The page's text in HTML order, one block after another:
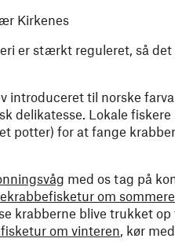
Kirkenes
er stærkt reguleret, så
introduceret til norske
delikatesse. Lokale
potter) for at fange
med os tag på
om
krabberne blive trukket
om vinteren, kør